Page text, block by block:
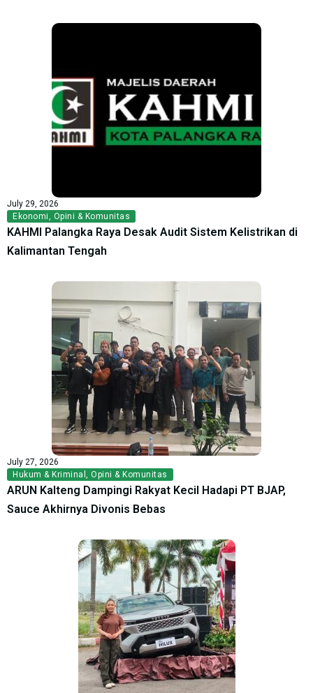
July 29, 2026
Ekonomi
Opini & Komunitas
KAHMI Palangka Raya Desak Audit Sistem Kelistrikan di
Kalimantan Tengah
July 27, 2026
Hukum & Kriminal
Opini & Komunitas
ARUN Kalteng Dampingi Rakyat Kecil Hadapi PT BJAP,
Sauce Akhirnya Divonis Bebas